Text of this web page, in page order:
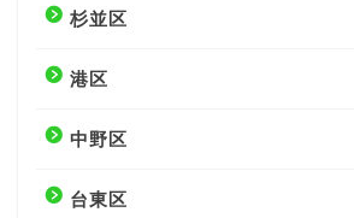
杉並区
港区
中野区
台東区